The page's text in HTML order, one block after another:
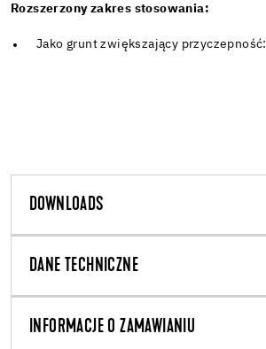
Rozszerzony zakres stosowania:
Jako grunt zwiększający przyczepność:
DOWNLOADS
DANE TECHNICZNE
INFORMACJE O ZAMAWIANIU